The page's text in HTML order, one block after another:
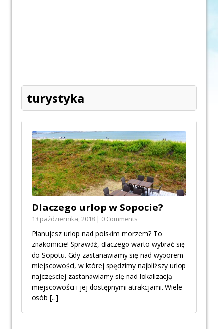
turystyka
Dlaczego urlop w Sopocie?
18 października, 2018 | 0 Comments
Planujesz urlop nad polskim morzem? To
znakomicie! Sprawdź, dlaczego warto wybrać się
do Sopotu. Gdy zastanawiamy się nad wyborem
miejscowości, w której spędzimy najbliższy urlop
najczęściej zastanawiamy się nad lokalizacją
miejscowości i jej dostępnymi atrakcjami. Wiele
osób [...]